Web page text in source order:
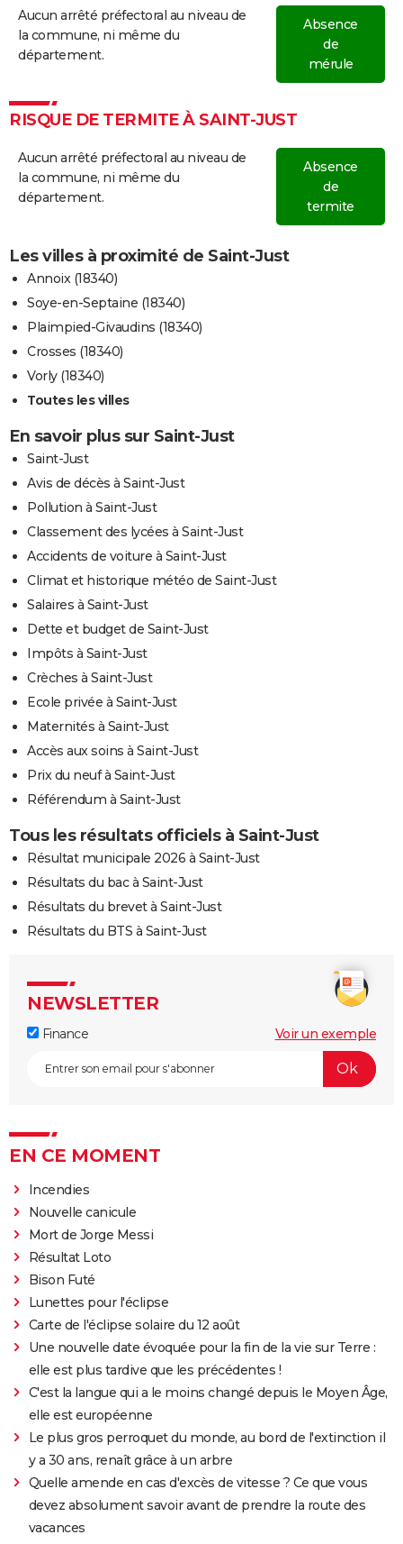
Aucun arrêté préfectoral au niveau de
la commune, ni même du
département.
Absence
de
mérule
RISQUE DE TERMITE À SAINT-JUST
Aucun arrêté préfectoral au niveau de
la commune, ni même du
département.
Absence
de
termite
Les villes à proximité de Saint-Just
Annoix (18340)
Soye-en-Septaine (18340)
Plaimpied-Givaudins (18340)
Crosses (18340)
Vorly (18340)
Toutes les villes
En savoir plus sur Saint-Just
Saint-Just
Avis de décès à Saint-Just
Pollution à Saint-Just
Classement des lycées à Saint-Just
Accidents de voiture à Saint-Just
Climat et historique météo de Saint-Just
Salaires à Saint-Just
Dette et budget de Saint-Just
Impôts à Saint-Just
Crèches à Saint-Just
Ecole privée à Saint-Just
Maternités à Saint-Just
Accès aux soins à Saint-Just
Prix du neuf à Saint-Just
Référendum à Saint-Just
Tous les résultats officiels à Saint-Just
Résultat municipale 2026 à Saint-Just
Résultats du bac à Saint-Just
Résultats du brevet à Saint-Just
Résultats du BTS à Saint-Just
NEWSLETTER
Finance Voir un exemple
EN CE MOMENT
Incendies
Nouvelle canicule
Mort de Jorge Messi
Résultat Loto
Bison Futé
Lunettes pour l'éclipse
Carte de l'éclipse solaire du 12 août
Une nouvelle date évoquée pour la fin de la vie sur Terre :
elle est plus tardive que les précédentes !
C'est la langue qui a le moins changé depuis le Moyen Âge,
elle est européenne
Le plus gros perroquet du monde, au bord de l'extinction il
y a 30 ans, renaît grâce à un arbre
Quelle amende en cas d'excès de vitesse ? Ce que vous
devez absolument savoir avant de prendre la route des
vacances